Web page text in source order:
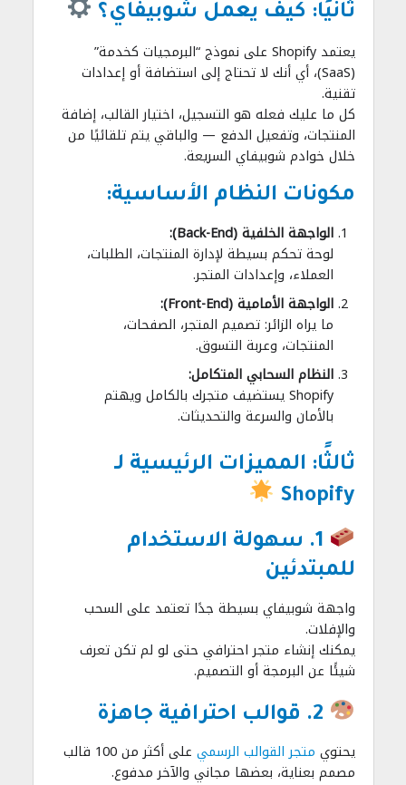
ثانيًا: كيف يعمل شوبيفاي؟
يعتمد Shopify على نموذج “البرمجيات كخدمة”
(SaaS)، أي أنك لا تحتاج إلى استضافة أو إعدادات
تقنية.
كل ما عليك فعله هو التسجيل، اختيار القالب، إضافة
المنتجات، وتفعيل الدفع — والباقي يتم تلقائيًا من
خلال خوادم شوبيفاي السريعة.
مكونات النظام الأساسية:
الواجهة الخلفية (Back-End):
لوحة تحكم بسيطة لإدارة المنتجات، الطلبات،
العملاء، وإعدادات المتجر.
الواجهة الأمامية (Front-End):
ما يراه الزائر: تصميم المتجر، الصفحات،
المنتجات، وعربة التسوق.
النظام السحابي المتكامل:
Shopify يستضيف متجرك بالكامل ويهتم
بالأمان والسرعة والتحديثات.
ثالثًا: المميزات الرئيسية لـ
Shopify
1. سهولة الاستخدام
للمبتدئين
واجهة شوبيفاي بسيطة جدًا تعتمد على السحب
والإفلات.
يمكنك إنشاء متجر احترافي حتى لو لم تكن تعرف
شيئًا عن البرمجة أو التصميم.
يحتوي متجر القوالب الرسمي
على أكثر من 100 قالب
مصمم بعناية، بعضها مجاني والآخر مدفوع.